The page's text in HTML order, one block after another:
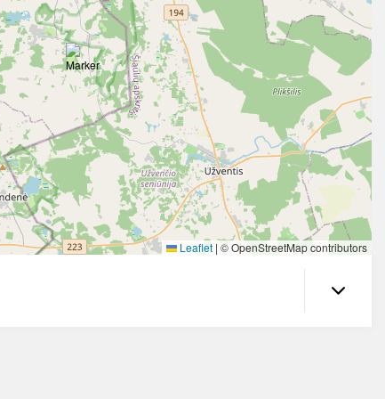
Leaflet | © OpenStreetMap contributors